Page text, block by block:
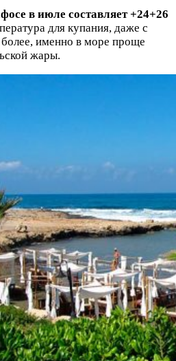
в июле составляет +24+26
для купания, даже с
именно в море проще
жары.